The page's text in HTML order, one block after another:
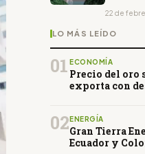
22 de
LO MÁS LEÍDO
01 ECONOMÍA
Precio del oro
exporta con
02 ENERGÍA
Gran Tierra
Ecuador y